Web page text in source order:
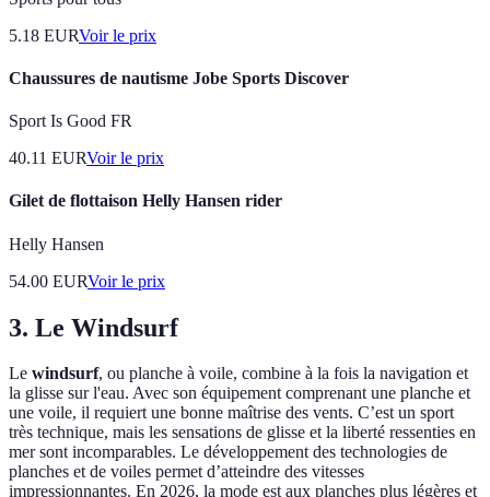
5.18 EURVoir le prix
Chaussures de nautisme Jobe Sports Discover
Sport Is Good FR
40.11 EURVoir le prix
Gilet de flottaison Helly Hansen rider
Helly Hansen
54.00 EURVoir le prix
3. Le Windsurf
Le windsurf, ou planche à voile, combine à la fois la navigation et
la glisse sur l'eau. Avec son équipement comprenant une planche et
une voile, il requiert une bonne maîtrise des vents. C’est un sport
très technique, mais les sensations de glisse et la liberté ressenties en
mer sont incomparables. Le développement des technologies de
planches et de voiles permet d’atteindre des vitesses
impressionnantes. En 2026, la mode est aux planches plus légères et